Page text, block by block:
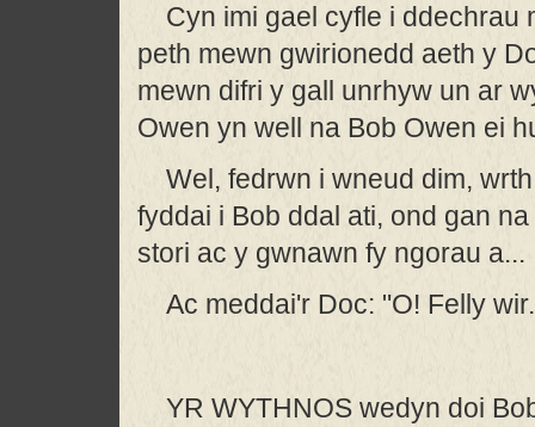
Cyn imi gael cyfle i ddechrau
peth mewn gwirionedd aeth y
mewn difri y gall unrhyw un ar
Owen yn well na Bob Owen ei
Wel, fedrwn i wneud dim,
fyddai i Bob ddal ati, ond gan
stori ac y gwnawn fy ngorau a...
Ac meddai'r Doc: "O! Felly
YR WYTHNOS wedyn doi